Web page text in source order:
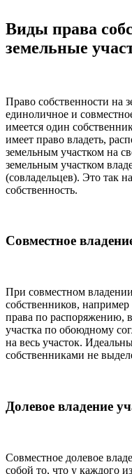
Виды права
земельные
Право собственности на
единоличное и
имеется один
имеет право владеть,
земельным участком на
земельным участком
(совладельцев). Это так
собственность.
Совместное
При совместном
собственников,
права по распоряжению,
участка по обоюдному
на весь участок.
собственниками не
Долевое владение
Совместное долевое
собой то, что у каждого